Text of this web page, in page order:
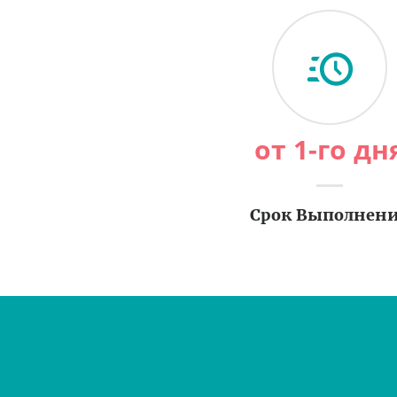
от 1-го
Срок